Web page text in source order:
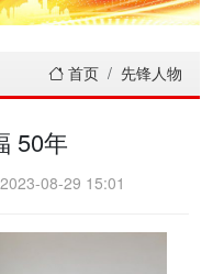
论
系
首页 先锋人物
50年
08-29 15:01